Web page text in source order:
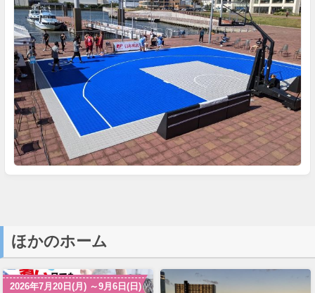
ほかのホーム
2026年7月20日(月) ～9月6日(日)